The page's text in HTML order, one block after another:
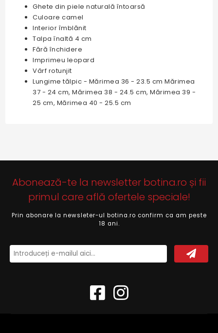
Ghete din piele naturală întoarsă
Culoare camel
Interior îmblănit
Talpa înaltă 4 cm
Fără închidere
Imprimeu leopard
Vârf rotunjit
Lungime tălpic - Mărimea 36 - 23.5 cm Mărimea
37 - 24 cm, Mărimea 38 - 24.5 cm, Mărimea 39 -
25 cm, Mărimea 40 - 25.5 cm
Abonează-te la newsletter botina.ro și fii
primul care află ofertele speciale!
Prin abonare la newsleter-ul botina.ro confirm ca am peste
18 ani.